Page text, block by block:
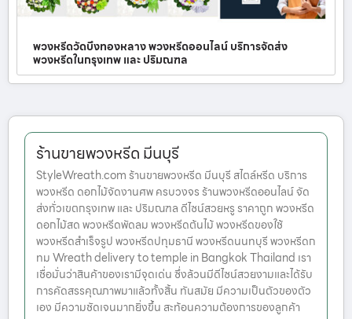
พวงหรีดวัดบึงทองหลาง พวงหรีดออนไลน์ บริการจัดส่ง
พวงหรีดในกรุงเทพ และ ปริมณฑล
ร้านขายพวงหรีด มีนบุรี
StyleWreath.com ร้านขายพวงหรีด มีนบุรี สไตล์หรีด บริการ
พวงหรีด ดอกไม้จัดงานศพ ครบวงจร ร้านพวงหรีดออนไลน์ จัด
ส่งทั่วเขตกรุงเทพ และ ปริมณฑล ดีไซน์สวยหรู ราคาถูก พวงหรีด
ดอกไม้สด พวงหรีดพัดลม พวงหรีดต้นไม้ พวงหรีดของใช้
พวงหรีดสำเร็จรูป พวงหรีดปทุมธานี พวงหรีดนนทบุรี พวงหรีดก
ทม Wreath delivery to temple in Bangkok Thailand เรา
เชื่อมั่นว่าสินค้าของเรามีจุดเด่น ซึ่งล้วนมีดีไซน์สวยงามและได้รับ
การคัดสรรคุณภาพมาแล้วทั้งสิ้น ทันสมัย มีความเป็นตัวของตัว
เอง มีความชัดเจนมากยิ่งขึ้น สะท้อนความต้องการของลูกค้า